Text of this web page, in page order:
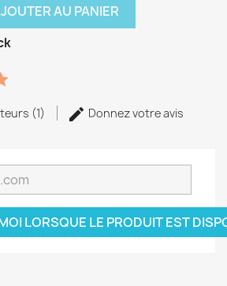
AU PANIER
(1) Donnez votre avis
LORSQUE LE PRODUIT EST